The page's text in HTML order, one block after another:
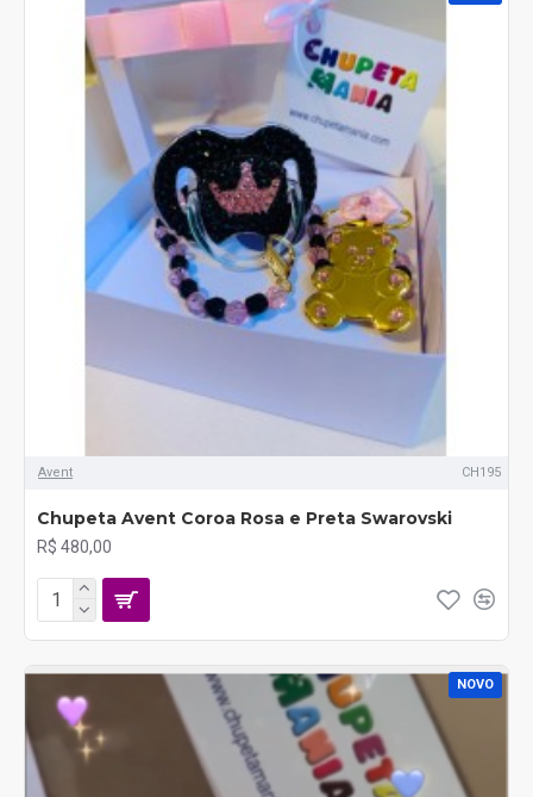
Avent CH195
Chupeta Avent Coroa Rosa e Preta Swarovski
R$ 480,00
NOVO